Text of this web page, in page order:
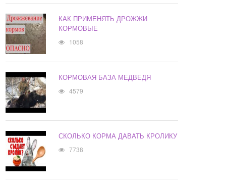
КАК ПРИМЕНЯТЬ ДРОЖЖИ
КОРМОВЫЕ
1058
КОРМОВАЯ БАЗА МЕДВЕДЯ
4579
СКОЛЬКО КОРМА ДАВАТЬ КРОЛИКУ
7738